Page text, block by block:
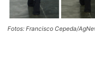
Fotos: Francisco Cepeda/